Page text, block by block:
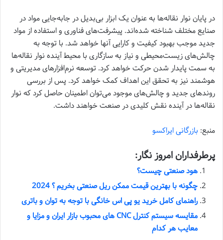
در پایان نوار نقاله‌ها به عنوان یک ابزار بی‌بدیل در جابه‌جایی مواد در
صنایع مختلف شناخته شده‌اند. پیشرفت‌های فناوری و استفاده از مواد
جدید موجب بهبود کیفیت و کارایی آنها خواهد شد. با توجه به
چالش‌های زیست‌محیطی و نیاز به سازگاری با محیط آینده نوار نقاله‌ها
به سمت پایدار شدن حرکت خواهد کرد. توسعه نرم‌افزارهای مدیریتی و
هوشمند نیز به تحقق این اهداف کمک خواهد کرد. پس از بررسی
روندهای جدید و چالش‌های موجود می‌توان اطمینان حاصل کرد که نوار
نقاله‌ها در آینده نقش کلیدی در صنعت خواهند داشت.
منبع: بازرگانی ایراکسو
پرطرفداران امروز نگار:
هود صنعتی چیست؟
چگونه با بهترین قیمت ممکن ریل صنعتی بخریم ؟ 2024
راهنمای کامل خرید یو پی اس خانگی با توجه به توان و باتری
مقایسه سیستم کنترل CNC های محبوب بازار ایران و مزایا و
معایب هر کدام